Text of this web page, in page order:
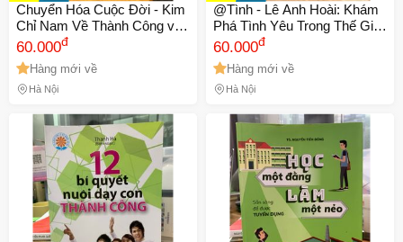
Chuyển Hóa Cuộc Đời - Kim
Chỉ Nam Về Thành Công và
Tư Duy Tích Cực của
Michelle Buchanan
60.000đ
Hàng mới về
Hà Nội
@Tình - Lê Anh Hoài: Khám
Phá Tình Yêu Trong Thế Giới
Số - Tác Phẩm Đương Đại
Về Các Mối Quan Hệ Thời
Hiện Đại
60.000đ
Hàng mới về
Hà Nội